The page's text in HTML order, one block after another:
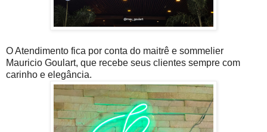
O Atendimento fica por conta do maitrê e sommelier
Mauricio Goulart, que recebe seus clientes sempre com
carinho e elegância.